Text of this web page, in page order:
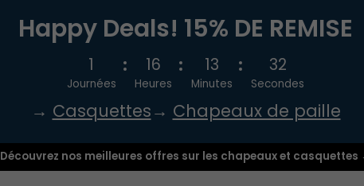
Happy Deals! 15% DE REMISE
1
Journées
16
Heures
13
Minutes
31
Secondes
→ Casquettes→ Chapeaux de paille
Découvrez nos meilleures offres sur les chapeaux et casquettes